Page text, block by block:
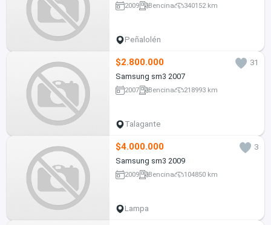
2009 Bencina 340152 km
Peñalolén
$2.800.000
31
Samsung sm3 2007
2007 Bencina 218993 km
Talagante
$4.000.000
3
Samsung sm3 2009
2009 Bencina 104850 km
Lampa